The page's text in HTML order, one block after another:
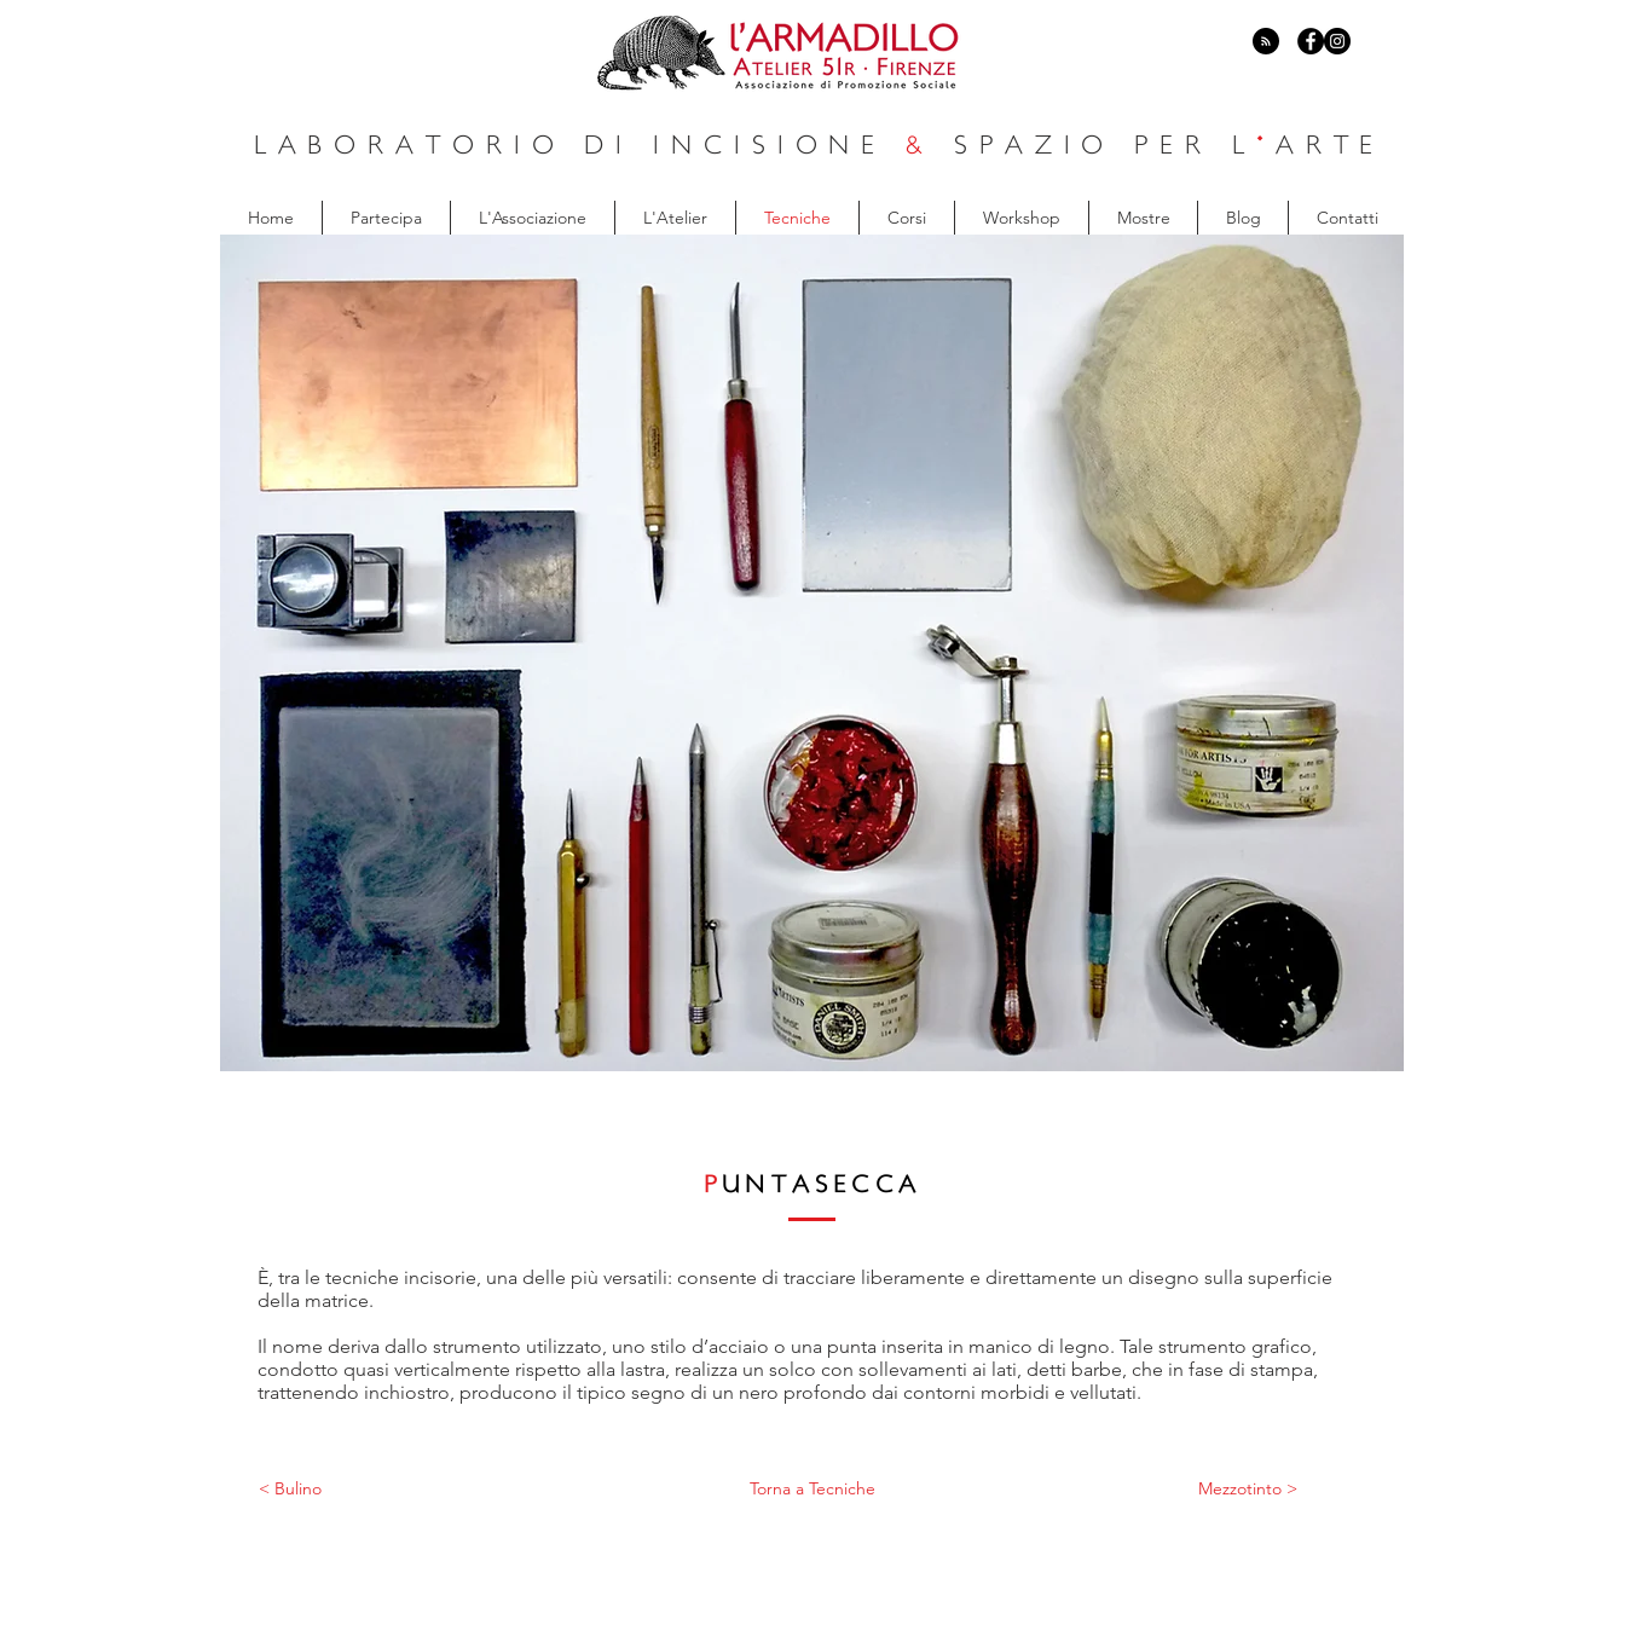
LABORATORIO DI INCISIONE& SPAZIO PER L ' ARTE
Home Partecipa L'Associazione L'Atelier Tecniche Corsi Workshop Mostre Blog Contatti
P UNTASECCA
È, tra le tecniche incisorie, una delle più versatili: consente di tracciare liberamente e direttamente un disegno sulla superficie
della matrice.
Il nome deriva dallo strumento utilizzato, uno stilo d’acciaio o una punta inserita in manico di legno. Tale strumento grafico,
condotto quasi verticalmente rispetto alla lastra, realizza un solco con sollevamenti ai lati, detti barbe, che in fase di stampa,
trattenendo inchiostro, producono il tipico segno di un nero profondo dai contorni morbidi e vellutati.
< Bulino Torna a Tecniche Mezzotinto >